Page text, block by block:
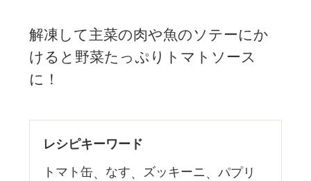
解凍して主菜の肉や魚のソテーにか
けると野菜たっぷりトマトソース
に！
レシピキーワード
トマト缶
なす ズッキーニ
パプリ